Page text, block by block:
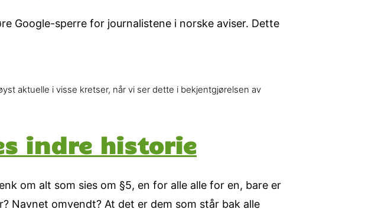
Google-sperre for journalistene i norske aviser. Dette
aktuelle i visse kretser, når vi ser dette i bekjentgjørelsen av
indre historie
om alt som sies om §5, en for alle alle for en, bare er
Navnet omvendt? At det er dem som står bak alle